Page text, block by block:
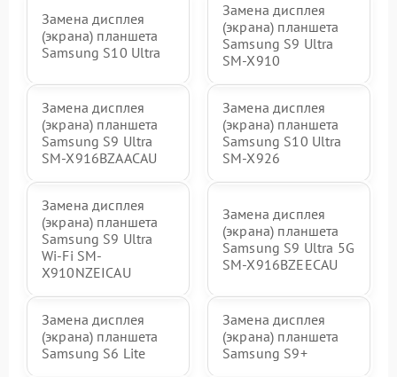
Замена дисплея
(экрана) планшета
Samsung S10 Ultra
Замена дисплея
(экрана) планшета
Samsung S9 Ultra
SM-X910
Замена дисплея
(экрана) планшета
Samsung S9 Ultra
SM-X916BZAACAU
Замена дисплея
(экрана) планшета
Samsung S10 Ultra
SM-X926
Замена дисплея
(экрана) планшета
Samsung S9 Ultra
Wi-Fi SM-
X910NZEICAU
Замена дисплея
(экрана) планшета
Samsung S9 Ultra 5G
SM-X916BZEECAU
Замена дисплея
(экрана) планшета
Samsung S6 Lite
Замена дисплея
(экрана) планшета
Samsung S9+